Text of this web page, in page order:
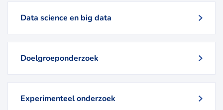
Data science en big data
Doelgroeponderzoek
Experimenteel onderzoek